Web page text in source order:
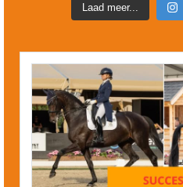
Laad meer...